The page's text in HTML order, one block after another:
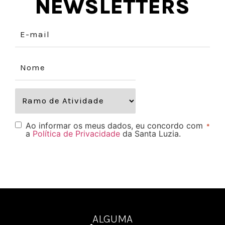
NEWSLETTERS
Ao informar os meus dados, eu concordo com
a Política de Privacidade da Santa Luzia.
*
ALGUMA